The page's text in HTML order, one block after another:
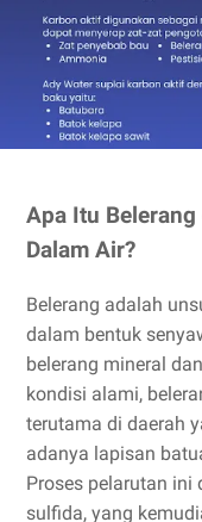
Apa Itu
Dalam Air?
Belerang adalah
dalam bentuk
belerang mineral
kondisi alami,
terutama di daerah
adanya lapisan
Proses pelarutan ini
sulfida, yang